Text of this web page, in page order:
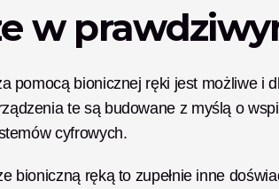
w
pomocą bionicznej ręki jest możliwe i
te są budowane z myślą o
cyfrowych.
bioniczną ręką to zupełnie inne